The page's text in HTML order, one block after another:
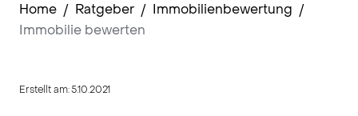
Home / Ratgeber / Immobilienbewertung /
Immobilie bewerten
Erstellt am:5.10.2021